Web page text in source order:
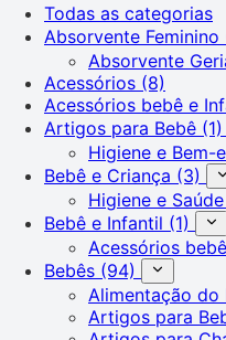
Todas as categorias
Absorvente Feminino
Absorvente
Acessórios (8)
Acessórios bebê e
Artigos para Bebê (1)
Higiene e Bem-
Bebê e Criança (3)
Higiene e
Bebê e Infantil (1)
Acessórios
Bebês (94)
Alimentação do
Artigos para